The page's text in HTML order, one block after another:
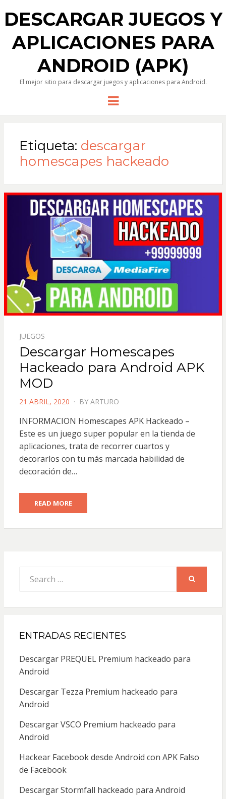
DESCARGAR JUEGOS Y
APLICACIONES PARA
ANDROID (APK)
El mejor sitio para descargar juegos y aplicaciones para Android.
Menu
Etiqueta: descargar
homescapes hackeado
JUEGOS
Descargar Homescapes
Hackeado para Android APK
MOD
POSTED
21 ABRIL, 2020 BY ARTURO
INFORMACION Homescapes APK Hackeado –
Este es un juego super popular en la tienda de
aplicaciones, trata de recorrer cuartos y
decorarlos con tu más marcada habilidad de
decoración de…
READ MORE
for:
ENTRADAS RECIENTES
Descargar PREQUEL Premium hackeado para
Android
Descargar Tezza Premium hackeado para
Android
Descargar VSCO Premium hackeado para
Android
Hackear Facebook desde Android con APK Falso
de Facebook
Descargar Stormfall hackeado para Android